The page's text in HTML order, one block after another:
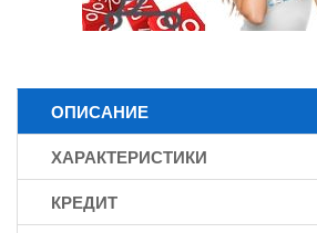
ОПИСАНИЕ
ХАРАКТЕРИСТИКИ
КРЕДИТ